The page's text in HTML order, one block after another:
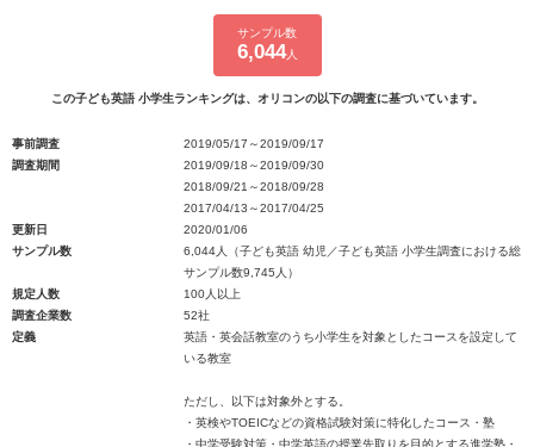
サンプル数
6,044人
この子ども英語 小学生ランキングは、オリコンの以下の調査に基づいています。
事前調査
2019/05/17～2019/09/17
調査期間
2019/09/18～2019/09/30
2018/09/21～2018/09/28
2017/04/13～2017/04/25
更新日
2020/01/06
サンプル数
6,044人（子ども英語 幼児／子ども英語 小学生調査における総
サンプル数9,745人）
規定人数
100人以上
調査企業数
52社
定義
英語・英会話教室のうち小学生を対象としたコースを設定して
いる教室
ただし、以下は対象外とする。
・英検やTOEICなどの資格試験対策に特化したコース・塾
・中学受験対策・中学英語の授業先取りを目的とする進学塾・